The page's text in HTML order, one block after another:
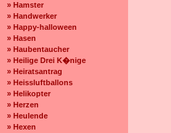
» Hamster
» Handwerker
» Happy-halloween
» Hasen
» Haubentaucher
» Heilige Drei K�nige
» Heiratsantrag
» Heissluftballons
» Helikopter
» Herzen
» Heulende
» Hexen